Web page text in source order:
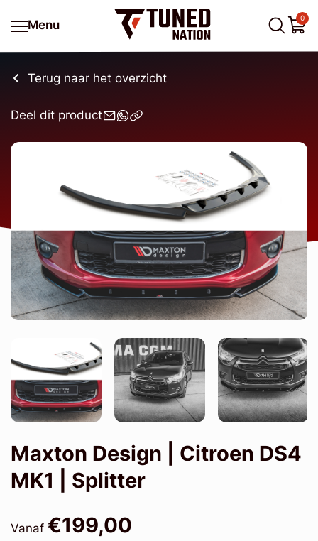
Menu
0
Terug naar het overzicht
Deel dit product
Maxton Design | Citroen DS4
MK1 | Splitter
Vanaf €199,00